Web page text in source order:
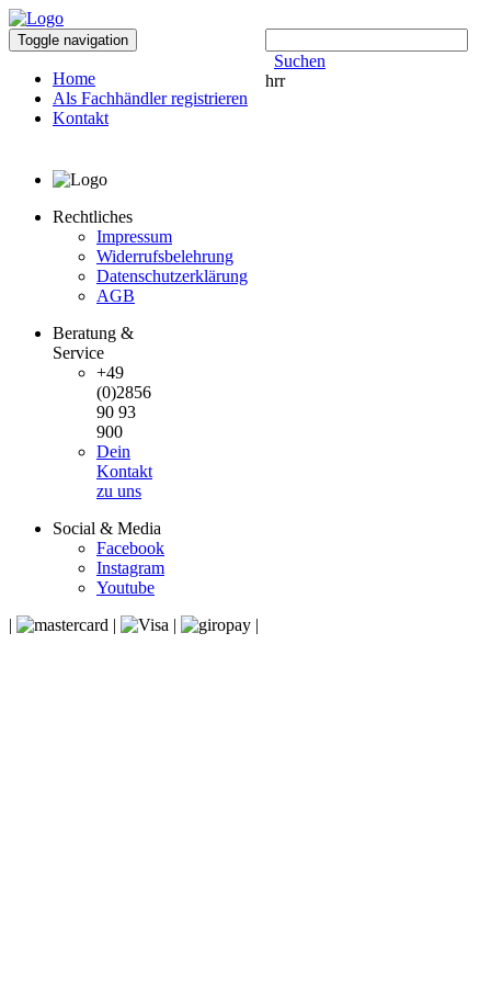
Suchen
hrr
Toggle navigation
Home
Als Fachhändler registrieren
Kontakt
Rechtliches
Impressum
Widerrufsbelehrung
Datenschutzerklärung
AGB
Beratung &
Service
+49
(0)2856
90 93
900
Dein
Kontakt
zu uns
Social & Media
Facebook
Instagram
Youtube
|
| | |